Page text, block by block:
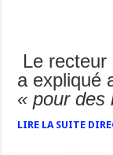
Le recteur
a expliqué
« pour des
LIRE LA SUITE